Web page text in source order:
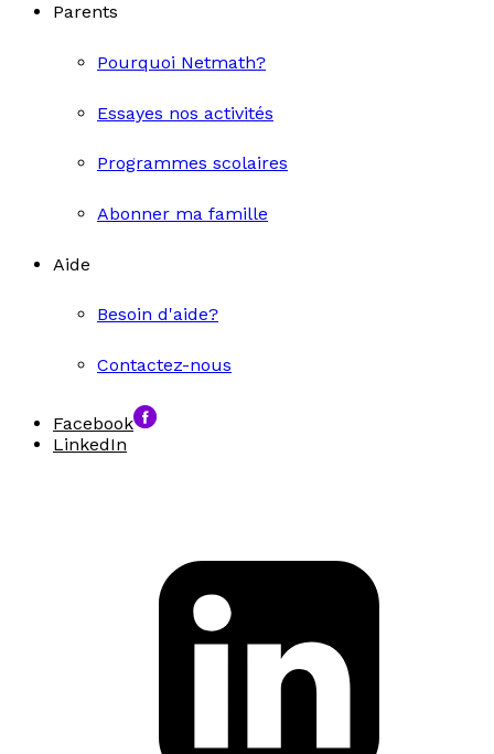
Parents
Pourquoi Netmath?
Essayes nos activités
Programmes scolaires
Abonner ma famille
Aide
Besoin d'aide?
Contactez-nous
Facebook
LinkedIn